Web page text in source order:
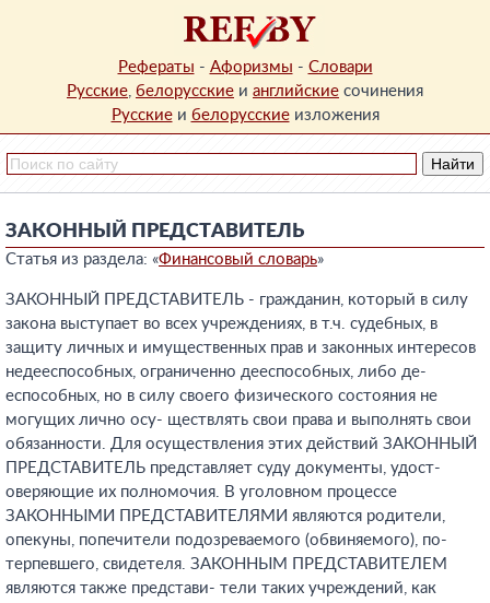
Рефераты - Афоризмы - Словари
Русские, белорусские и английские сочинения
Русскиеи белорусскиеизложения
ЗАКОННЫЙ ПРЕДСТАВИТЕЛЬ
Статья из раздела: «Финансовый словарь»
ЗАКОННЫЙ ПРЕДСТАВИТЕЛЬ - гражданин, который в силу
закона выступает во всех учреждениях, в т.ч. судебных, в
защиту личных и имущественных прав и законных интересов
недееспособных, ограниченно дееспособных, либо де-
еспособных, но в силу своего физического состояния не
могущих лично осу- ществлять свои права и выполнять свои
обязанности. Для осуществления этих действий ЗАКОННЫЙ
ПРЕДСТАВИТЕЛЬ представляет суду документы, удост-
оверяющие их полномочия. В уголовном процессе
ЗАКОННЫМИ ПРЕДСТАВИТЕЛЯМИ являются родители,
опекуны, попечители подозреваемого (обвиняемого), по-
терпевшего, свидетеля. ЗАКОННЫМ ПРЕДСТАВИТЕЛЕМ
являются также представи- тели таких учреждений, как